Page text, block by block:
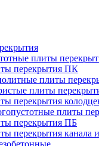
плиты
перекрытия ПК
плиты
плиты
перекрытия
плиты
перекрытия ПБ
перекрытия канала